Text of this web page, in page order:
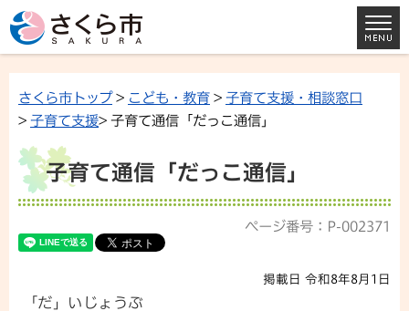
さくら市トップ> こども・教育 > 子育て支援・相談窓口
> 子育て支援> 子育て通信「だっこ通信」
子育て通信「だっこ通信」
ページ番号：P-002371
掲載日 令和8年8月1日
「だ」いじょうぶ